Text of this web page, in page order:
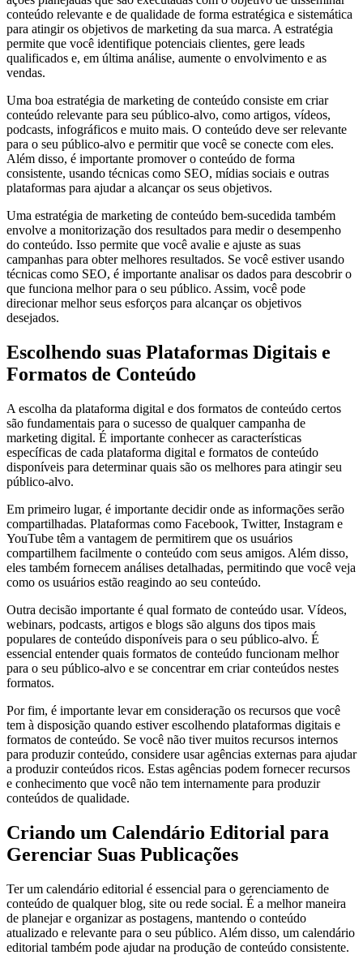
conteúdo relevante e de qualidade de forma estratégica e sistemática
para atingir os objetivos de marketing da sua marca. A estratégia
permite que você identifique potenciais clientes, gere leads
qualificados e, em última análise, aumente o envolvimento e as
vendas.
Uma boa estratégia de marketing de conteúdo consiste em criar
conteúdo relevante para seu público-alvo, como artigos, vídeos,
podcasts, infográficos e muito mais. O conteúdo deve ser relevante
para o seu público-alvo e permitir que você se conecte com eles.
Além disso, é importante promover o conteúdo de forma
consistente, usando técnicas como SEO, mídias sociais e outras
plataformas para ajudar a alcançar os seus objetivos.
Uma estratégia de marketing de conteúdo bem-sucedida também
envolve a monitorização dos resultados para medir o desempenho
do conteúdo. Isso permite que você avalie e ajuste as suas
campanhas para obter melhores resultados. Se você estiver usando
técnicas como SEO, é importante analisar os dados para descobrir o
que funciona melhor para o seu público. Assim, você pode
direcionar melhor seus esforços para alcançar os objetivos
desejados.
Escolhendo suas Plataformas Digitais e
Formatos de Conteúdo
A escolha da plataforma digital e dos formatos de conteúdo certos
são fundamentais para o sucesso de qualquer campanha de
marketing digital. É importante conhecer as características
específicas de cada plataforma digital e formatos de conteúdo
disponíveis para determinar quais são os melhores para atingir seu
público-alvo.
Em primeiro lugar, é importante decidir onde as informações serão
compartilhadas. Plataformas como Facebook, Twitter, Instagram e
YouTube têm a vantagem de permitirem que os usuários
compartilhem facilmente o conteúdo com seus amigos. Além disso,
eles também fornecem análises detalhadas, permitindo que você veja
como os usuários estão reagindo ao seu conteúdo.
Outra decisão importante é qual formato de conteúdo usar. Vídeos,
webinars, podcasts, artigos e blogs são alguns dos tipos mais
populares de conteúdo disponíveis para o seu público-alvo. É
essencial entender quais formatos de conteúdo funcionam melhor
para o seu público-alvo e se concentrar em criar conteúdos nestes
formatos.
Por fim, é importante levar em consideração os recursos que você
tem à disposição quando estiver escolhendo plataformas digitais e
formatos de conteúdo. Se você não tiver muitos recursos internos
para produzir conteúdo, considere usar agências externas para ajudar
a produzir conteúdos ricos. Estas agências podem fornecer recursos
e conhecimento que você não tem internamente para produzir
conteúdos de qualidade.
Criando um Calendário Editorial para
Gerenciar Suas Publicações
Ter um calendário editorial é essencial para o gerenciamento de
conteúdo de qualquer blog, site ou rede social. É a melhor maneira
de planejar e organizar as postagens, mantendo o conteúdo
atualizado e relevante para o seu público. Além disso, um calendário
editorial também pode ajudar na produção de conteúdo consistente.